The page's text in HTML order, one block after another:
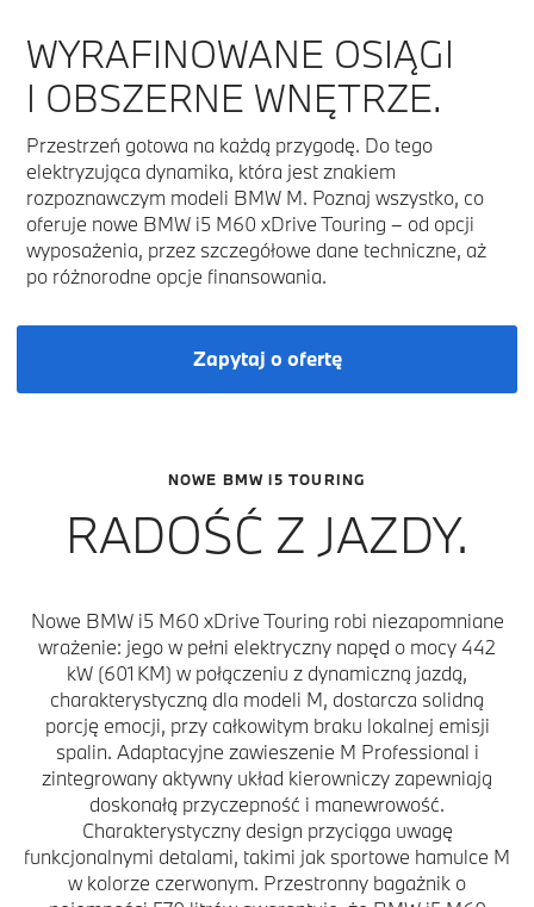
WYRAFINOWANE OSIĄGI
I OBSZERNE WNĘTRZE.
Przestrzeń gotowa na każdą przygodę. Do tego
elektryzująca dynamika, która jest znakiem
rozpoznawczym modeli BMW M. Poznaj wszystko, co
oferuje nowe BMW i5 M60 xDrive Touring – od opcji
wyposażenia, przez szczegółowe dane techniczne, aż
po różnorodne opcje finansowania.
Zapytaj o ofertę
NOWE BMW i5 TOURING
RADOŚĆ Z JAZDY.
Nowe BMW i5 M60 xDrive Touring robi niezapomniane
wrażenie: jego w pełni elektryczny napęd o mocy 442
kW (601 KM) w połączeniu z dynamiczną jazdą,
charakterystyczną dla modeli M, dostarcza solidną
porcję emocji, przy całkowitym braku lokalnej emisji
spalin. Adaptacyjne zawieszenie M Professional i
zintegrowany aktywny układ kierowniczy zapewniają
doskonałą przyczepność i manewrowość.
Charakterystyczny design przyciąga uwagę
funkcjonalnymi detalami, takimi jak sportowe hamulce M
w kolorze czerwonym. Przestronny bagażnik o